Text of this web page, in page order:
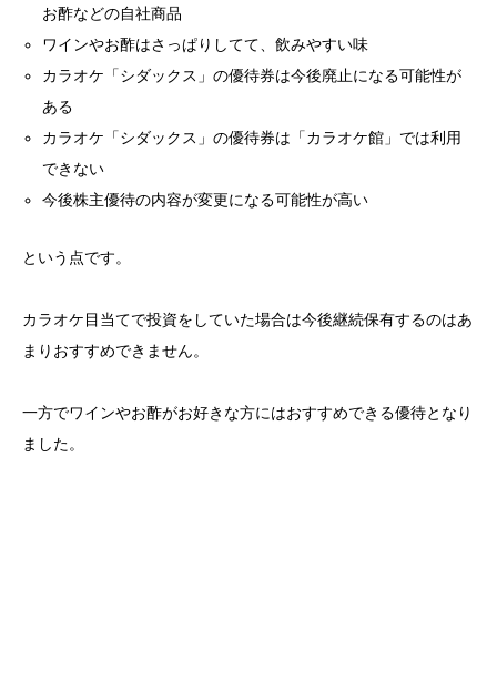
お酢などの自社商品
ワインやお酢はさっぱりしてて、飲みやすい味
カラオケ「シダックス」の優待券は今後廃止になる可能性が
ある
カラオケ「シダックス」の優待券は「カラオケ館」では利用
できない
今後株主優待の内容が変更になる可能性が高い
という点です。
カラオケ目当てで投資をしていた場合は今後継続保有するのはあ
まりおすすめできません。
一方でワインやお酢がお好きな方にはおすすめできる優待となり
ました。